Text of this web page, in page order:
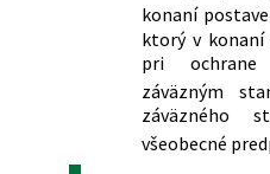
konaní
ktorý v
pri ochrane
záväzným
záväzného
všeobecné